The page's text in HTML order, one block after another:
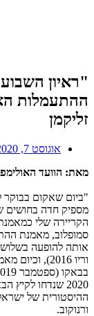
אוגוסט 7, 2020
הוועד האולימפי
שאקום בבוקר
חדה בחושים
שלי
מאמנת
וריו 2016),
2020 שנדחו לקיץ
של ישראל